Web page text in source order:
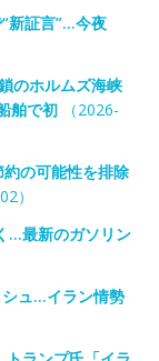
新証言”…今夜
のホルムズ海峡
舶で初（2026-
の可能性を排除
）
…最新のガソリン
ュ…イラン情勢